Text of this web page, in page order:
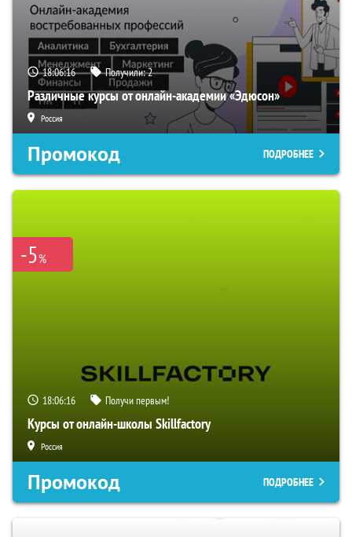
18:06:15 Получили:2
Различные курсы от онлайн-академии «Эдюсон»
Россия
Промокод ПОДРОБНЕЕ
-5%
18:06:15 Получи первым!
Курсы от онлайн-школы Skillfactory
Россия
Промокод ПОДРОБНЕЕ